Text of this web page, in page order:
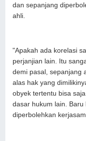
dan sepanjang
ahli.
"Apakah ada korelasi
perjanjian lain. Itu
demi pasal, sepanjang
alas hak yang
obyek tertentu bisa
dasar hukum lain.
diperbolehkan